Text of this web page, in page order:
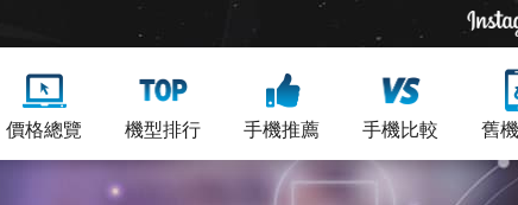
價格總覽 機型排行 手機推薦 手機比較 舊